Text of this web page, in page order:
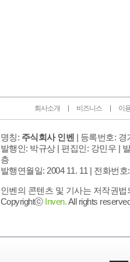
회사소개 비즈니스 이
명칭: 주식회사 인벤 | 등록번호: 경
발행인: 박규상 | 편집인: 강민우 |
층
발행연월일: 2004 11. 11 | 전화번호
인벤의 콘텐츠 및 기사는 저작권
Copyrightⓒ Inven.All rights